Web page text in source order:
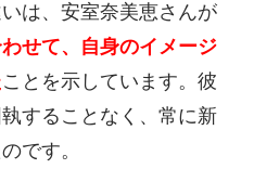
は、安室奈美恵さんが
せて、自身のイメージ
ことを示しています。彼
することなく、常に新
です。